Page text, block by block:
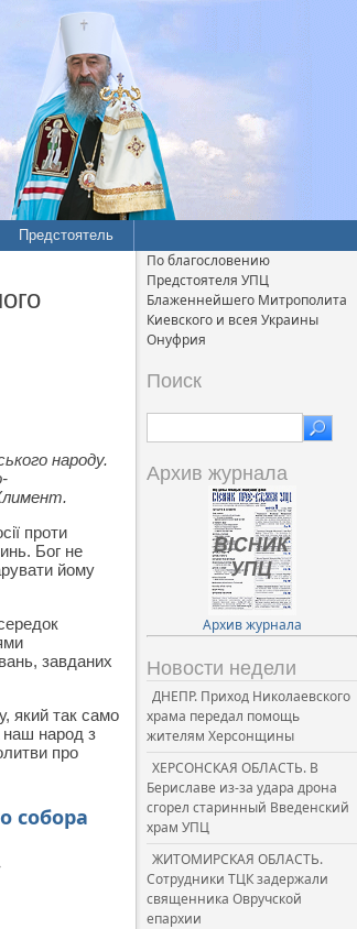
Предстоятель
народу.
проти
Бог не
йому
завданих
який так само
наш народ з
про
собора
По благословению
Предстоятеля УПЦ
Блаженнейшего Митрополита
Киевского и всея Украины
Онуфрия
Поиск
Архив журнала
Архив журнала
Новости недели
ДНЕПР. Приход Николаевского
храма передал помощь
жителям Херсонщины
ХЕРСОНСКАЯ ОБЛАСТЬ. В
Бериславе из-за удара дрона
сгорел старинный Введенский
храм УПЦ
ЖИТОМИРСКАЯ ОБЛАСТЬ.
Сотрудники ТЦК задержали
священника Овручской
епархии